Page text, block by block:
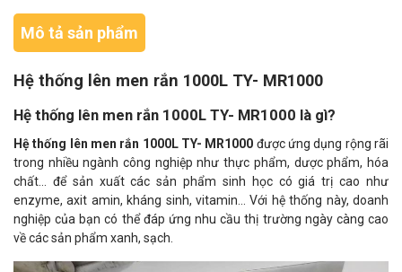
Mô tả sản phẩm
Hệ thống lên men rắn 1000L TY- MR1000
Hệ thống lên men rắn 1000L TY- MR1000 là gì?
Hệ thống lên men rắn 1000L TY- MR1000 được ứng dụng rộng rãi
trong nhiều ngành công nghiệp như thực phẩm, dược phẩm, hóa
chất... để sản xuất các sản phẩm sinh học có giá trị cao như
enzyme, axit amin, kháng sinh, vitamin... Với hệ thống này, doanh
nghiệp của bạn có thể đáp ứng nhu cầu thị trường ngày càng cao
về các sản phẩm xanh, sạch.